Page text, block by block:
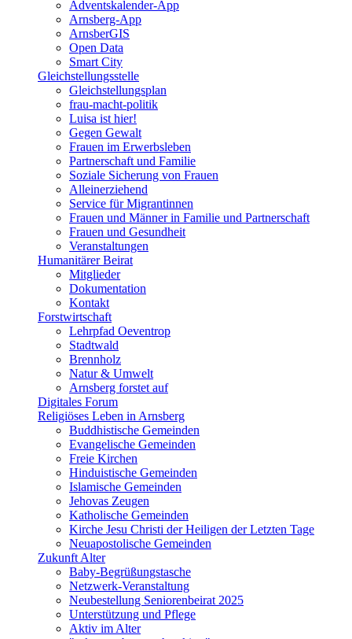
Adventskalender-App
Arnsberg-App
ArnsberGIS
Open Data
Smart City
Gleichstellungsstelle
Gleichstellungsplan
frau-macht-politik
Luisa ist hier!
Gegen Gewalt
Frauen im Erwerbsleben
Partnerschaft und Familie
Soziale Sicherung von Frauen
Alleinerziehend
Service für Migrantinnen
Frauen und Männer in Familie und Partnerschaft
Frauen und Gesundheit
Veranstaltungen
Humanitärer Beirat
Mitglieder
Dokumentation
Kontakt
Forstwirtschaft
Lehrpfad Oeventrop
Stadtwald
Brennholz
Natur & Umwelt
Arnsberg forstet auf
Digitales Forum
Religiöses Leben in Arnsberg
Buddhistische Gemeinden
Evangelische Gemeinden
Freie Kirchen
Hinduistische Gemeinden
Islamische Gemeinden
Jehovas Zeugen
Katholische Gemeinden
Kirche Jesu Christi der Heiligen der Letzten Tage
Neuapostolische Gemeinden
Zukunft Alter
Baby-Begrüßungstasche
Netzwerk-Veranstaltung
Neubestellung Seniorenbeirat 2025
Unterstützung und Pflege
Aktiv im Alter